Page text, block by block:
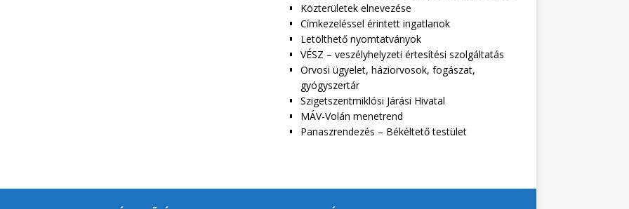
Közterületek elnevezése
Címkezeléssel érintett ingatlanok
Letölthető nyomtatványok
VÉSZ – veszélyhelyzeti értesítési szolgáltatás
Orvosi ügyelet, háziorvosok, fogászat,
gyógyszertár
Szigetszentmiklósi Járási Hivatal
MÁV-Volán menetrend
Panaszrendezés – Békéltető testület